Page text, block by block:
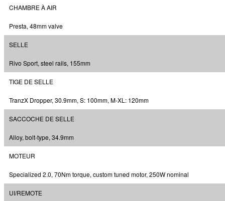
CHAMBRE À AIR
Presta, 48mm valve
SELLE
Rivo Sport, steel rails, 155mm
TIGE DE SELLE
TranzX Dropper, 30.9mm, S: 100mm, M-XL: 120mm
SACCOCHE DE SELLE
Alloy, bolt-type, 34.9mm
MOTEUR
Specialized 2.0, 70Nm torque, custom tuned motor, 250W nominal
UI/REMOTE